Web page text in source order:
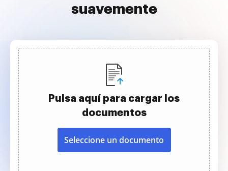
suavemente
Pulsa aquí para cargar los
documentos
Seleccione un documento